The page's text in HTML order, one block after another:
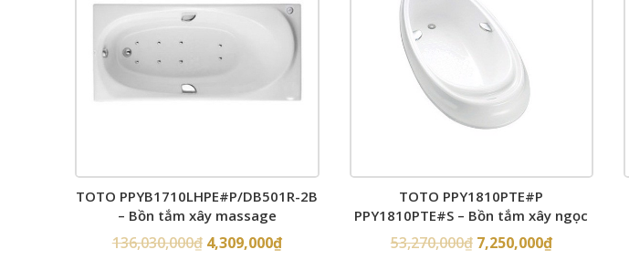
TOTO PPYB1710LHPE#P/DB501R-2B
– Bồn tắm xây massage
136,030,000₫ 4,309,000₫
TOTO PPY1810PTE#P
PPY1810PTE#S – Bồn tắm xây ngọc
trai
53,270,000₫ 7,250,000₫